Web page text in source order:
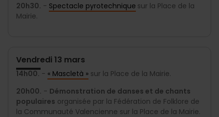
20h30. - Spectacle pyrotechnique sur la Place de la
Mairie.
Vendredi 13 mars
14h00. - « Mascletà » sur la Place de la Mairie.
20h00. - Démonstration de danses et de chants
populaires organisée par la Fédération de Folklore de
la Communauté Valencienne sur la Place de la Mairie.